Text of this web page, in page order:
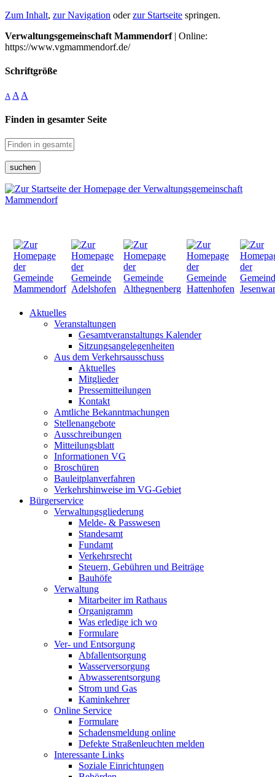
Zum Inhalt, zur Navigation oderzur Startseite springen.
Verwaltungsgemeinschaft Mammendorf| Online:
https://www.vgmammendorf.de/
Schriftgröße
A A A
Finden in gesamter Seite
suchen
Aktuelles
Veranstaltungen
Gesamtveranstaltungs Kalender
Sitzungsangelegenheiten
Aus dem Verkehrsausschuss
Aktuelles
Mitglieder
Pressemitteilungen
Kontakt
Amtliche Bekanntmachungen
Stellenangebote
Ausschreibungen
Mitteilungsblatt
Informationen VG
Broschüren
Bauleitplanverfahren
Verkehrshinweise im VG-Gebiet
Bürgerservice
Verwaltungsgliederung
Melde- & Passwesen
Standesamt
Fundamt
Verkehrsrecht
Steuern, Gebühren und Beiträge
Bauhöfe
Verwaltung
Mitarbeiter im Rathaus
Organigramm
Was erledige ich wo
Formulare
Ver- und Entsorgung
Abfallentsorgung
Wasserversorgung
Abwasserentsorgung
Strom und Gas
Kaminkehrer
Online Service
Formulare
Schadensmeldung online
Defekte Straßenleuchten melden
Interessante Links
Soziale Einrichtungen